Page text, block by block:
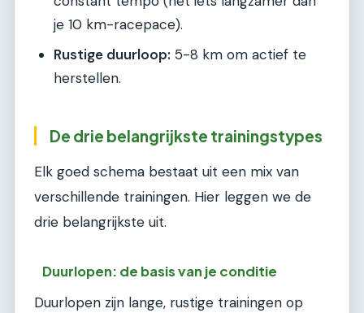
je 10 km-racepace).
Rustige duurloop: 5-8 km om actief te
herstellen.
De drie belangrijkste trainingstypes
Elk goed schema bestaat uit een mix van
verschillende trainingen. Hier leggen we de
drie belangrijkste uit.
Duurlopen: de basis van je conditie
Duurlopen zijn lange, rustige trainingen op